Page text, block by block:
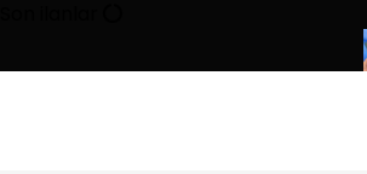
content